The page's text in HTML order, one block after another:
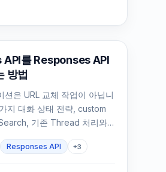
를 Responses API
방법
션은 URL 교체 작업이 아닙니
지 대화 상태 전략, custom
기존 Thread 처리와
Responses API +3